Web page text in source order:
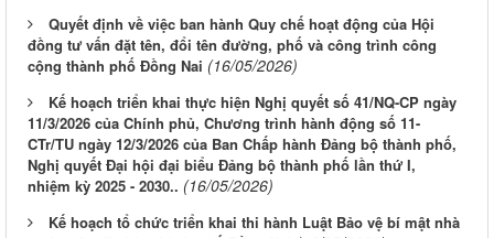
Quyết định về việc ban hành Quy chế hoạt động của Hội
đồng tư vấn đặt tên, đổi tên đường, phố và công trình công
cộng thành phố Đồng Nai (16/05/2026)
Kế hoạch triển khai thực hiện Nghị quyết số 41/NQ-CP ngày
11/3/2026 của Chính phủ, Chương trình hành động số 11-
CTr/TU ngày 12/3/2026 của Ban Chấp hành Đảng bộ thành phố,
Nghị quyết Đại hội đại biểu Đảng bộ thành phố lần thứ I,
nhiệm kỳ 2025 - 2030.. (16/05/2026)
Kế hoạch tổ chức triển khai thi hành Luật Bảo vệ bí mật nhà